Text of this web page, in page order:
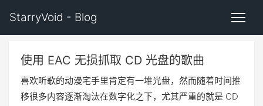
StarryVoid - Blog
使用 EAC 无损抓取 CD 光盘的歌曲
喜欢听歌的动漫宅手里肯定有一堆光盘，然而随着时间推
移很多内容逐渐淘汰在数字化之下，尤其严重的就是 CD